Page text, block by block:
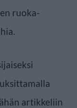
ruoka-
artikkeliin